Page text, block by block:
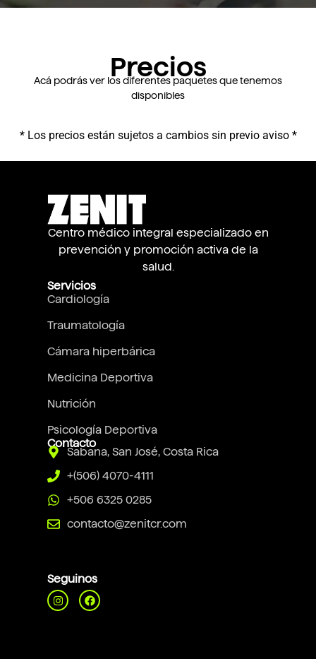
Precios
Acá podrás ver los diferentes paquetes que tenemos
disponibles
* Los precios están sujetos a cambios sin previo aviso *
Centro médico integral especializado en
prevención y promoción activa de la
salud.
Servicios
Cardiología
Traumatología
Cámara hiperbárica
Medicina Deportiva
Nutrición
Psicología Deportiva
Contacto
Sabana, San José, Costa Rica
+(506) 4070-4111
+506 6325 0285
contacto@zenitcr.com
Seguinos